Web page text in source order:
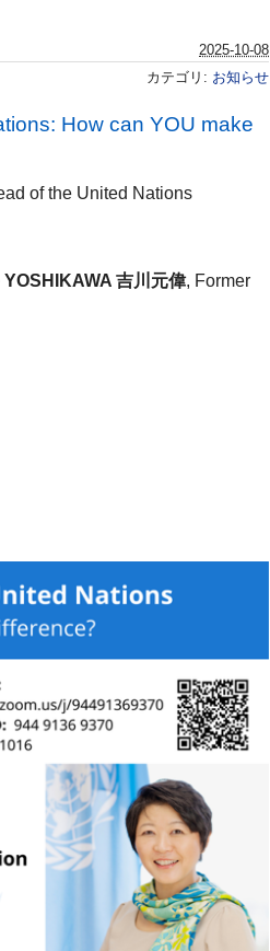
2025-10-08
カテゴリ: お知らせ
How can YOU make
of the United Nations
吉川元偉, Former